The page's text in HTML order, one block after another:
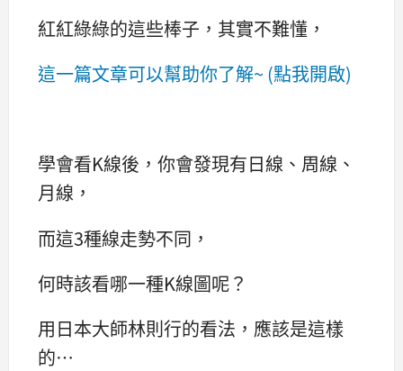
紅紅綠綠的這些棒子，其實不難懂，
這一篇文章可以幫助你了解~ (點我開啟)
學會看K線後，你會發現有日線、周線、
月線，
而這3種線走勢不同，
何時該看哪一種K線圖呢？
用日本大師林則行的看法，應該是這樣
的…